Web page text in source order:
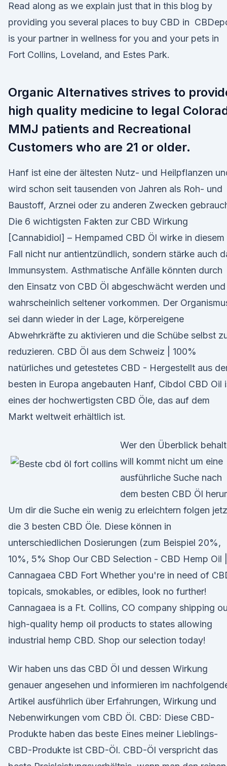
Read along as we explain just that in this blog by
providing you several places to buy CBD in
is your partner in wellness for you and your pets in
Fort Collins, Loveland, and Estes Park.
Organic Alternatives strives to
high quality medicine to legal
MMJ patients and Recreational
Customers who are 21 or older.
Hanf ist eine der ältesten Nutz- und Heilpflanzen
wird schon seit tausenden von Jahren als Roh- und
Baustoff, Arznei oder zu anderen Zwecken
Die 6 wichtigsten Fakten zur CBD Wirkung
[Cannabidiol] – Hempamed CBD Öl wirke in diesem
Fall nicht nur antientzündlich, sondern stärke auch
Immunsystem. Asthmatische Anfälle könnten durch
den Einsatz von CBD Öl abgeschwächt werden und
wahrscheinlich seltener vorkommen. Der
sei dann wieder in der Lage, körpereigene
Abwehrkräfte zu aktivieren und die Schübe selbst
reduzieren. CBD Öl aus dem Schweiz | 100%
natürliches und getestetes CBD - Hergestellt aus
besten in Europa angebauten Hanf, Cibdol CBD Oil
eines der hochwertigsten CBD Öle, das auf dem
Markt weltweit erhältlich ist.
Wer den Überblick
will kommt nicht um eine
ausführliche Suche nach
dem besten CBD Öl
Um dir die Suche ein wenig zu erleichtern folgen
die 3 besten CBD Öle. Diese können in
unterschiedlichen Dosierungen (zum Beispiel 20%,
10%, 5% Shop Our CBD Selection - CBD Hemp Oil |
Cannagaea CBD Fort Whether you're in need of
topicals, smokables, or edibles, look no further!
Cannagaea is a Ft. Collins, CO company shipping
high-quality hemp oil products to states allowing
industrial hemp CBD. Shop our selection today!
Wir haben uns das CBD Öl und dessen Wirkung
genauer angesehen und informieren im
Artikel ausführlich über Erfahrungen, Wirkung und
Nebenwirkungen vom CBD Öl. CBD: Diese CBD-
Produkte haben das beste Eines meiner Lieblings-
CBD-Produkte ist CBD-Öl. CBD-Öl verspricht das